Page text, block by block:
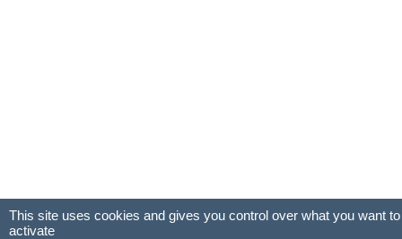
This site uses cookies and gives you control over what you want to
activate